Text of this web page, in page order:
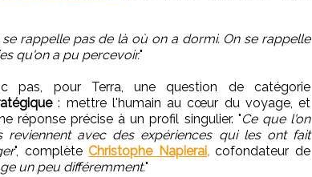
rappelle pas de là où on a dormi. On se rappelle
qu'on a pu percevoir."
pas, pour Terra, une question de catégorie
: mettre l'humain au cœur du voyage, et
réponse précise à un profil singulier. "Ce que l'on
avec des expériences qui les ont fait
", complèteChristophe Napierai,cofondateur de
un peu différemment."